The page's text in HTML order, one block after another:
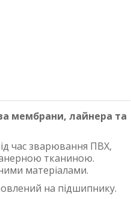
мембрани, лайнера та
час зварювання ПВХ,
тканиною.
матеріалами.
на підшипнику.